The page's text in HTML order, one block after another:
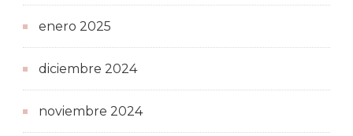
enero 2025
diciembre 2024
noviembre 2024